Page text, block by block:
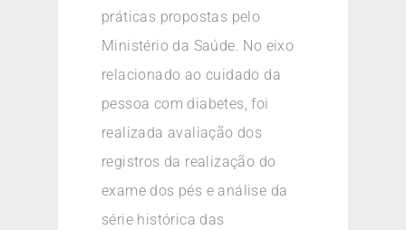
práticas propostas pelo
Ministério da Saúde. No eixo
relacionado ao cuidado da
pessoa com diabetes, foi
realizada avaliação dos
registros da realização do
exame dos pés e análise da
série histórica das